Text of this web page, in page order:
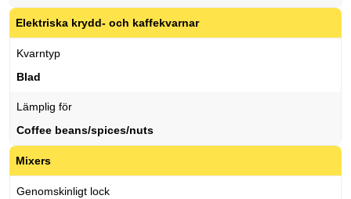
Elektriska krydd- och kaffekvarnar
Kvarntyp
Blad
Lämplig för
Coffee beans/spices/nuts
Mixers
Genomskinligt lock